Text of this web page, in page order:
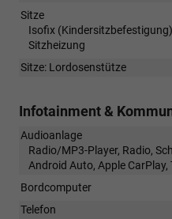
Sitze
Isofix
Sitzheizung
Sitze: Lordosenstütze
Infotainment &
Audioanlage
Radio/MP3-Player, Radio,
Android Auto, Apple CarPlay,
Bordcomputer
Telefon